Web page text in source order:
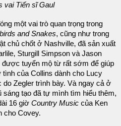
vai Tiến sĩ Gaul
một vai trò quan trọng trong
and Snakes, cũng như trong
chủ chốt ở Nashville, đã sản xuất
Sturgill Simpson và Jason
được tuyển mộ từ rất sớm để giúp
của Collins dành cho Lucy
Zegler trình bày. Và ngay cả ở
sáng tạo đã tự mình tìm hiểu thêm,
16 giờ Country Music của Ken
cho Covey.